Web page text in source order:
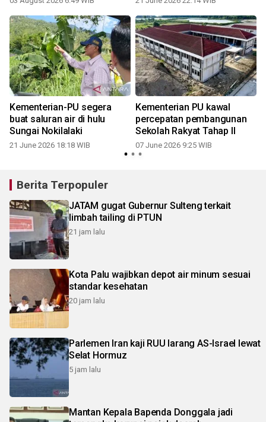
Kementerian-PU segera
buat saluran air di hulu
Sungai Nokilalaki
21 June 2026 18:18 WIB
Kementerian PU kawal
percepatan pembangunan
Sekolah Rakyat Tahap II
07 June 2026 9:25 WIB
Berita Terpopuler
JATAM gugat Gubernur Sulteng terkait
limbah tailing di PTUN
21 jam lalu
Kota Palu wajibkan depot air minum sesuai
standar kesehatan
20 jam lalu
Parlemen Iran kaji RUU larang AS-Israel lewat
Selat Hormuz
5 jam lalu
Mantan Kepala Bapenda Donggala jadi